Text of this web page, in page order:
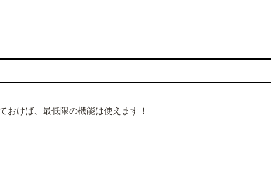
おけば、最低限の機能は使えます！